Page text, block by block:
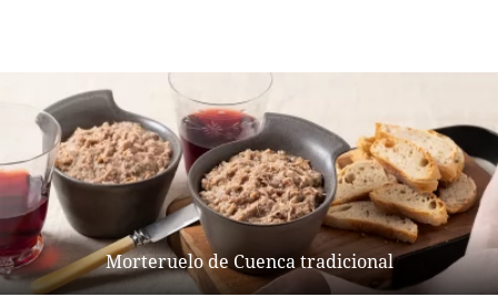
Morteruelo de Cuenca tradicional